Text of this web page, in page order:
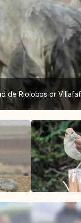
de Riolobos or